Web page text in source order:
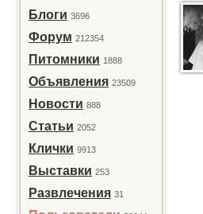
Блоги 3696
Форум 212354
Питомники 1888
Объявления 23509
Новости 888
Статьи 2052
Клички 9913
Выставки 253
Развлечения 31